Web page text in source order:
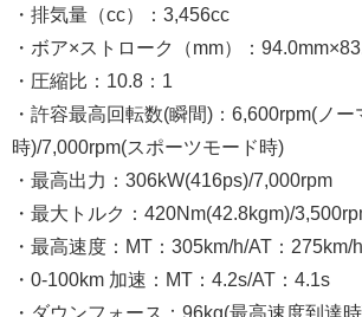
・排気量（cc）：3,456cc
・ボア×ストローク（mm）：
・圧縮比：10.8：1
・許容最高回転数(瞬間)：6,600rpm(ノー
時)/7,000rpm(スポーツモード時)
・最高出力：306kW(416ps)/7,000rpm
・最大トルク：420Nm(42.8kgm)/
・最高速度：MT：305km/h/AT：275km/h
・0-100km 加速：MT：4.2s/AT：4.1s